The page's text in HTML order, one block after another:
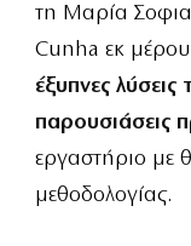
τη Μαρία
Cunha εκ
έξυπνες
παρουσιάσεις
εργαστήριο με
μεθοδολογίας.